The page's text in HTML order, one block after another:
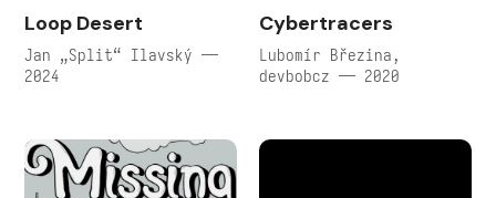
Loop Desert
Jan „Split“ Ilavský —
2024
Cybertracers
Lubomír Březina,
devbobcz — 2020